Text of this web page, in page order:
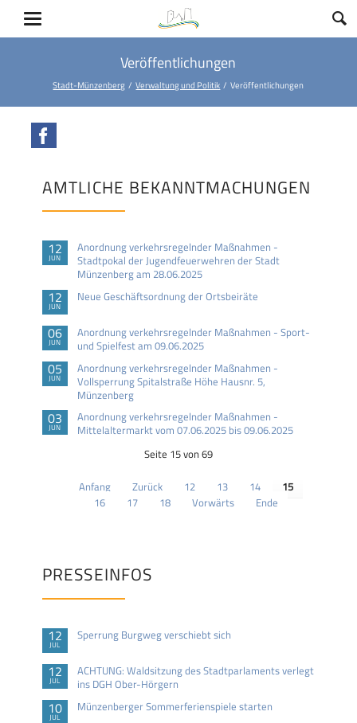
Veröffentlichungen
Stadt-Münzenberg Verwaltung und Politik Veröffentlichungen
AMTLICHE BEKANNTMACHUNGEN
12
JUN
Anordnung verkehrsregelnder Maßnahmen -
Stadtpokal der Jugendfeuerwehren der Stadt
Münzenberg am 28.06.2025
12
JUN
Neue Geschäftsordnung der Ortsbeiräte
06
JUN
Anordnung verkehrsregelnder Maßnahmen - Sport-
und Spielfest am 09.06.2025
05
JUN
Anordnung verkehrsregelnder Maßnahmen -
Vollsperrung Spitalstraße Höhe Hausnr. 5,
Münzenberg
03
JUN
Anordnung verkehrsregelnder Maßnahmen -
Mittelaltermarkt vom 07.06.2025 bis 09.06.2025
Seite 15 von 69
Anfang Zurück 12 13 14
15
16
17 18 Vorwärts Ende
PRESSEINFOS
12
JUL
Sperrung Burgweg verschiebt sich
12
JUL
ACHTUNG: Waldsitzung des Stadtparlaments verlegt
ins DGH Ober-Hörgern
10
JUL
Münzenberger Sommerferienspiele starten